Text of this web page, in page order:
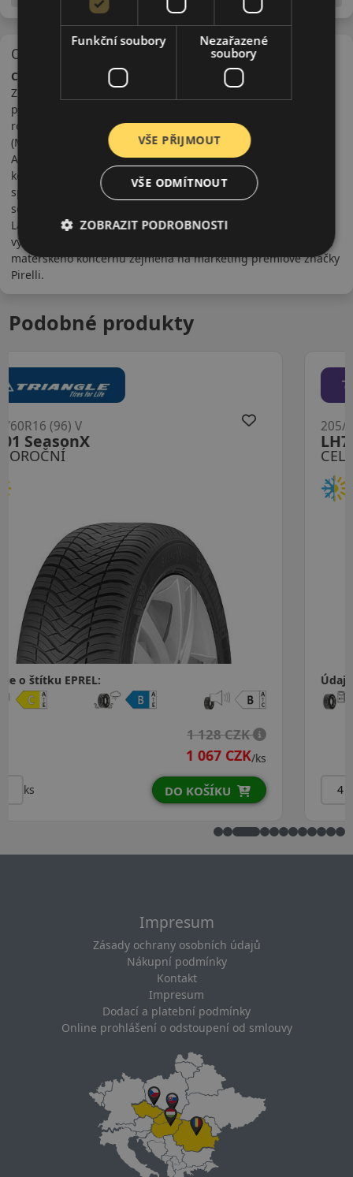
O značce
Ceat
Značka Ceat je dceřiná společnost koncernu Pirelli. Výrobce
pneumatik Ceat byl založen pánem Bruni Tedeschi v Itálii. V
roce 1958 rozšířila společnost svou činnost i do Indie
(Mumbai, dříve Bombay). V roce 1970 prodal společnost p.
Alberto Tedeschi (mimochodem dědeček slavné Carly Bruni)
koncernu Pirelli. Značka CEAT je zkratkou původního názvu
společnosti (Cavia Electric affinis Torino). CEAT má v
současnosti čtyři výrobní závody, dvě v Indii a dvě na Srí
Lance. Pneumatiky CEAT jsou obzvláště populární na Dálném
východě, v Evropě nejsou velmi rozšířené z důvodu orientace
mateřského koncernu zejména na marketing prémiové značky
Pirelli.
Podobné produkty
CELOROČNÍ
LH71 G Fit 4S XL
205/60R16 (96) V
Údaje o štítku EPREL:
1 531 CZK
DO KOŠÍKU
Impresum
Zásady ochrany osobních údajů
Nákupní podmínky
Kontakt
Impresum
Dodací a platební podmínky
Online prohlášení o odstoupení od smlouvy
Funkční soubory
Nezařazené
soubory
VŠE PŘIJMOUT
VŠE ODMÍTNOUT
ZOBRAZIT PODROBNOSTI